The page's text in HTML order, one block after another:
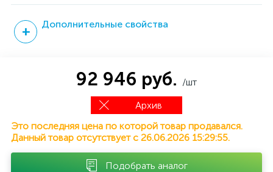
Дополнительные свойства
92 946 руб. /шт
Архив
Это последняя цена по которой товар продавался.
Данный товар отсутствует с 26.06.2026 15:29:55.
Подобрать аналог